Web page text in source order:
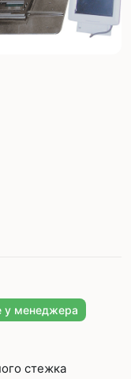
у менеджера
стежка